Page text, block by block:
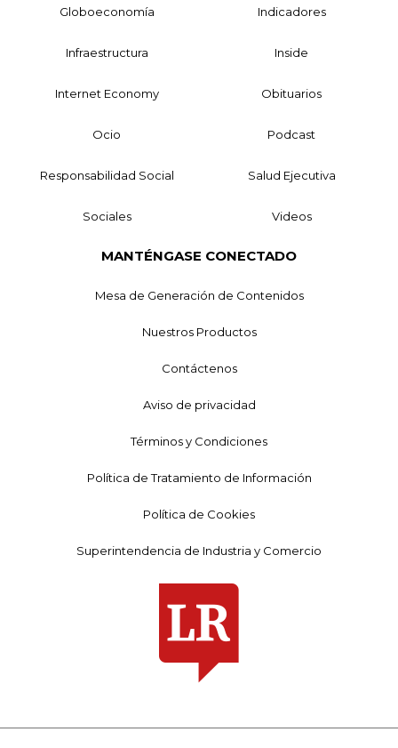
Globoeconomía Indicadores
Infraestructura Inside
Internet Economy Obituarios
Ocio Podcast
Responsabilidad Social Salud Ejecutiva
Sociales Videos
MANTÉNGASE CONECTADO
Mesa de Generación de Contenidos
Nuestros Productos
Contáctenos
Aviso de privacidad
Términos y Condiciones
Política de Tratamiento de Información
Política de Cookies
Superintendencia de Industria y Comercio